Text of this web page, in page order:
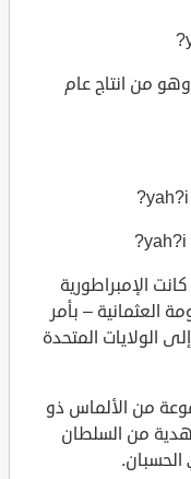
وهو من انتاج عام
في عام 1881، حيث كانت الإمبراطورية
العثمانية – بأمر
الولايات المتحدة
من الألماس ذو
من السلطان